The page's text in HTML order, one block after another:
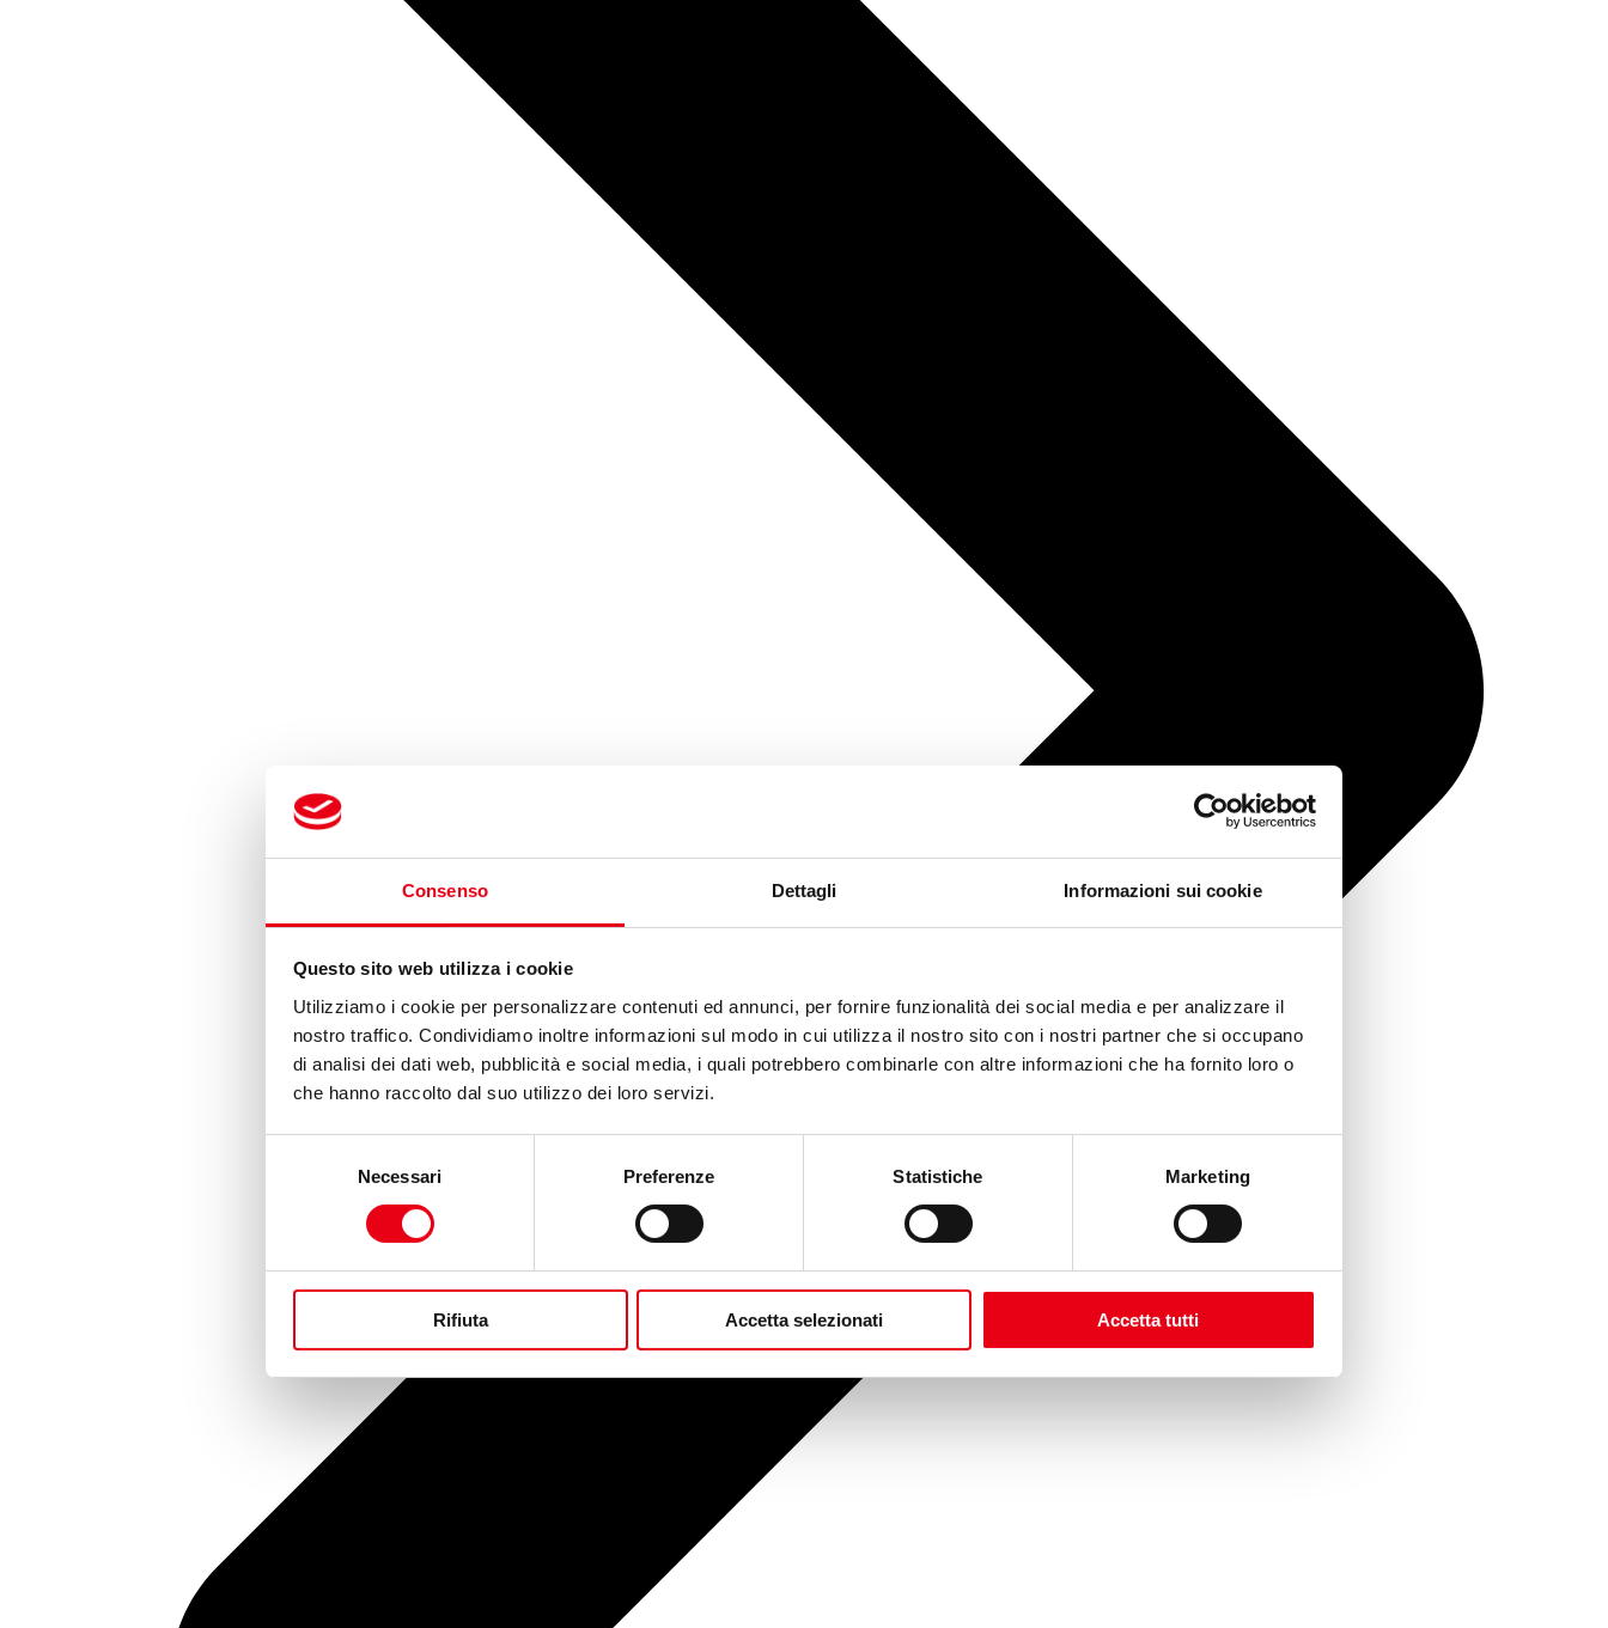
Consenso Dettagli Informazioni sui cookie
Questo sito web utilizza i cookie
Utilizziamo i cookie per personalizzare contenuti ed annunci, per fornire funzionalità dei social media e per analizzare il
nostro traffico. Condividiamo inoltre informazioni sul modo in cui utilizza il nostro sito con i nostri partner che si occupano
di analisi dei dati web, pubblicità e social media, i quali potrebbero combinarle con altre informazioni che ha fornito loro o
che hanno raccolto dal suo utilizzo dei loro servizi.
Necessari Preferenze Statistiche Marketing
Rifiuta Accetta selezionati Accetta tutti